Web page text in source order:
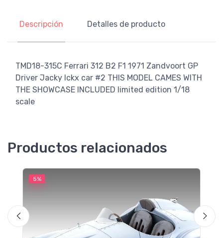
Descripción Detalles de producto
TMD18-315C Ferrari 312 B2 F1 1971 Zandvoort GP
Driver Jacky Ickx car #2 THIS MODEL CAMES WITH
THE SHOWCASE INCLUDED limited edition 1/18
scale
Productos relacionados
5%